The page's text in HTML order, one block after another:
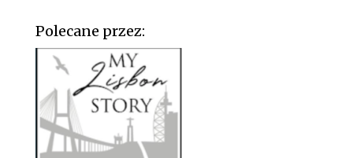
Polecane przez: